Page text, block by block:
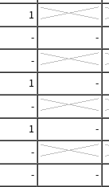
1
-
-
-
1
-
-
1
-
-
-
-